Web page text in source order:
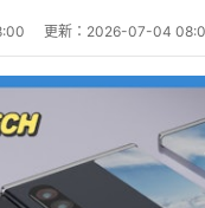
更新： 2026-07-04